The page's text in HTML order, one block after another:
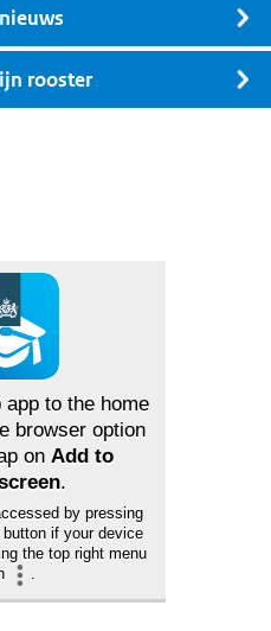
rooster
app to the home
browser option
on Add to
.
by pressing
if your device
the top right menu
.